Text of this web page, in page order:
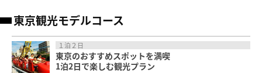
東京観光モデルコース
１泊２日
東京のおすすめスポットを満喫
1泊2日で楽しむ観光プラン